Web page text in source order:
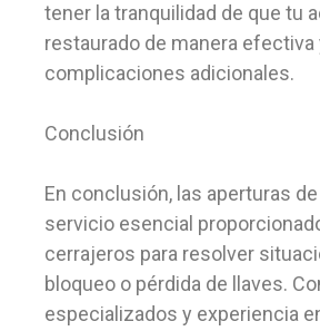
tener la tranquilidad de que tu
restaurado de manera efectiva
complicaciones adicionales.
Conclusión
En conclusión, las aperturas
servicio esencial
cerrajeros para resolver
bloqueo o pérdida de llaves.
especializados y experiencia